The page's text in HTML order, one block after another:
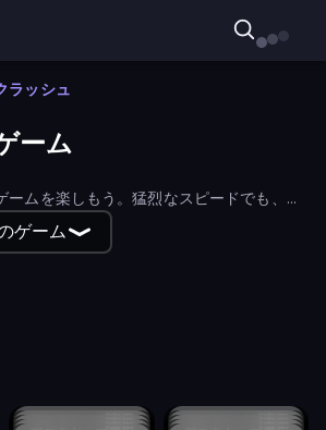
ラッシュ
ーム
ームを楽しもう。猛烈なスピードでも、壮
ムも最初から最後までアドレナリンが出
ドキのアクションが楽しめる。
ゲーム
Moto X3M 5: Pool Party Carnage Battle Arena
Plane Chase GoKarts.io
Epic Racing - Descent on Cars Ram Cars
Demolition Derby 2
Stickman Annihilation 2